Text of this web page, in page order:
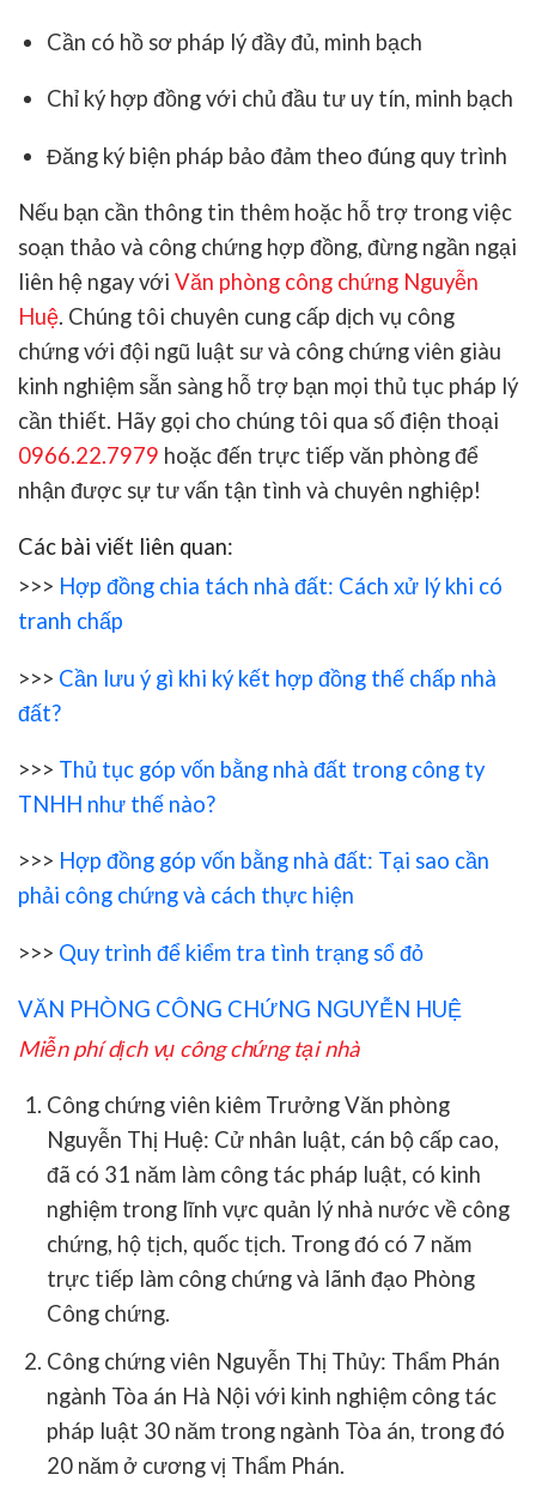
Cần có hồ sơ pháp lý đầy đủ, minh bạch
Chỉ ký hợp đồng với chủ đầu tư uy tín, minh bạch
Đăng ký biện pháp bảo đảm theo đúng quy trình
Nếu bạn cần thông tin thêm hoặc hỗ trợ trong việc
soạn thảo và công chứng hợp đồng, đừng ngần ngại
liên hệ ngay với Văn phòng công chứng Nguyễn
Huệ. Chúng tôi chuyên cung cấp dịch vụ công
chứng với đội ngũ luật sư và công chứng viên giàu
kinh nghiệm sẵn sàng hỗ trợ bạn mọi thủ tục pháp lý
cần thiết. Hãy gọi cho chúng tôi qua số điện thoại
0966.22.7979 hoặc đến trực tiếp văn phòng để
nhận được sự tư vấn tận tình và chuyên nghiệp!
Các bài viết liên quan:
>>> Hợp đồng chia tách nhà đất: Cách xử lý khi có
tranh chấp
>>> Cần lưu ý gì khi ký kết hợp đồng thế chấp nhà
đất?
>>> Thủ tục góp vốn bằng nhà đất trong công ty
TNHH như thế nào?
>>> Hợp đồng góp vốn bằng nhà đất: Tại sao cần
phải công chứng và cách thực hiện
>>> Quy trình để kiểm tra tình trạng sổ đỏ
VĂN PHÒNG CÔNG CHỨNG NGUYỄN HUỆ
Miễn phí dịch vụ công chứng tại nhà
Công chứng viên kiêm Trưởng Văn phòng
Nguyễn Thị Huệ: Cử nhân luật, cán bộ cấp cao,
đã có 31 năm làm công tác pháp luật, có kinh
nghiệm trong lĩnh vực quản lý nhà nước về công
chứng, hộ tịch, quốc tịch. Trong đó có 7 năm
trực tiếp làm công chứng và lãnh đạo Phòng
Công chứng.
Công chứng viên Nguyễn Thị Thủy: Thẩm Phán
ngành Tòa án Hà Nội với kinh nghiệm công tác
pháp luật 30 năm trong ngành Tòa án, trong đó
20 năm ở cương vị Thẩm Phán.